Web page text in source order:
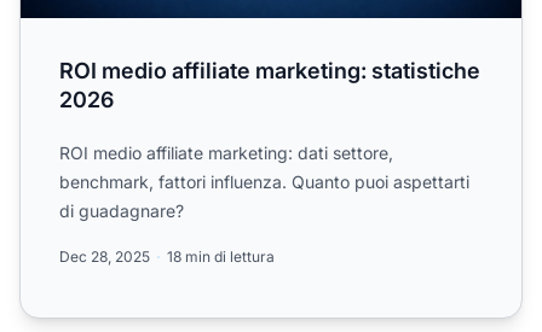
ROI medio affiliate marketing: statistiche
2026
ROI medio affiliate marketing: dati settore,
benchmark, fattori influenza. Quanto puoi aspettarti
di guadagnare?
Dec 28, 2025 18 min di lettura